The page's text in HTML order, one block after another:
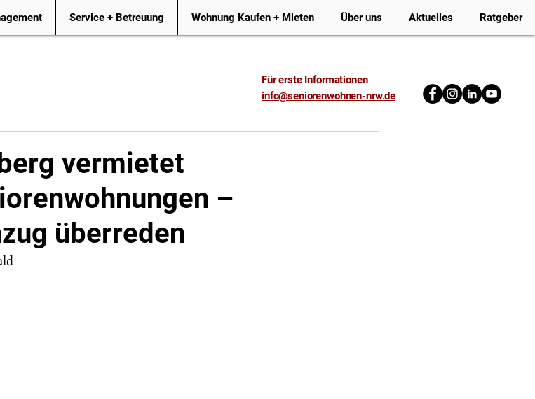
Service + Betreuung Wohnung Kaufen + Mieten Über uns Aktuelles Ratgeber
Für erste Informationen
info@seniorenwohnen-nrw.de
vermietet
–
überreden